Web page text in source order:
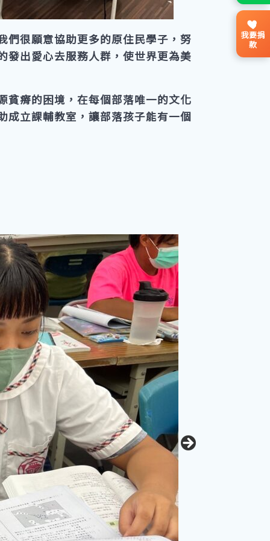
們很願意協助更多的原住民學子，努
發出愛心去服務人群，使世界更為美
貧瘠的困境，在每個部落唯一的文化
成立課輔教室，讓部落孩子能有一個
我要捐
款